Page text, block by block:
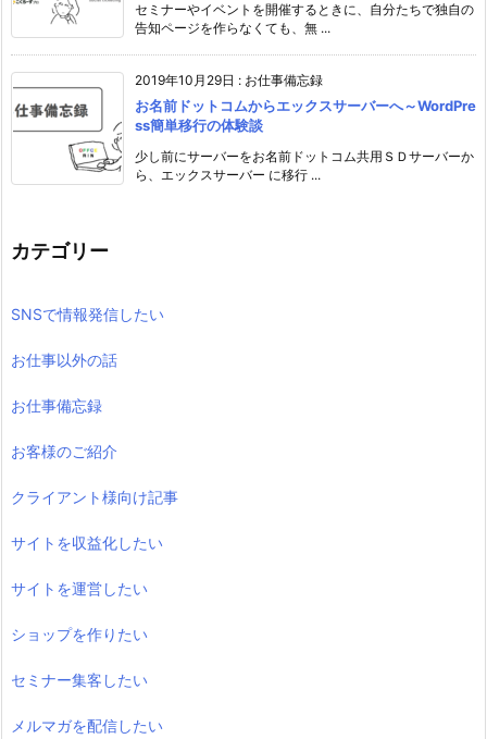
セミナーやイベントを開催するときに、自分たちで独自の
告知ページを作らなくても、無 ...
2019年10月29日 : お仕事備忘録
お名前ドットコムからエックスサーバーへ～WordPre
ss簡単移行の体験談
少し前にサーバーをお名前ドットコム共用ＳＤサーバーか
ら、エックスサーバー に移行 ...
カテゴリー
SNSで情報発信したい
お仕事以外の話
お仕事備忘録
お客様のご紹介
クライアント様向け記事
サイトを収益化したい
サイトを運営したい
ショップを作りたい
セミナー集客したい
メルマガを配信したい